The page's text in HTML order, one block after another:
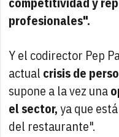
profesionales".
Y el codirector Pep
actual crisis de
supone a la vez una
el sector,ya que
del restaurante".